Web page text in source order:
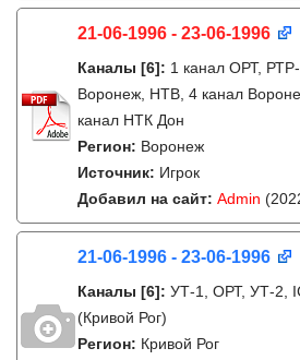
21-06-1996 - 23-06-1996
Каналы [6]: 1 канал ОРТ,
Воронеж, НТВ, 4 канал
канал НТК Дон
Регион: Воронеж
Источник: Игрок
Добавил на сайт: Admin
21-06-1996 - 23-06-1996
Каналы [6]: УТ-1, ОРТ, УТ-2,
(Кривой Рог)
Регион: Кривой Рог